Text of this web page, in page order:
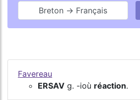
Breton → Français
Favereau
ERSAV g. -ioù réaction.